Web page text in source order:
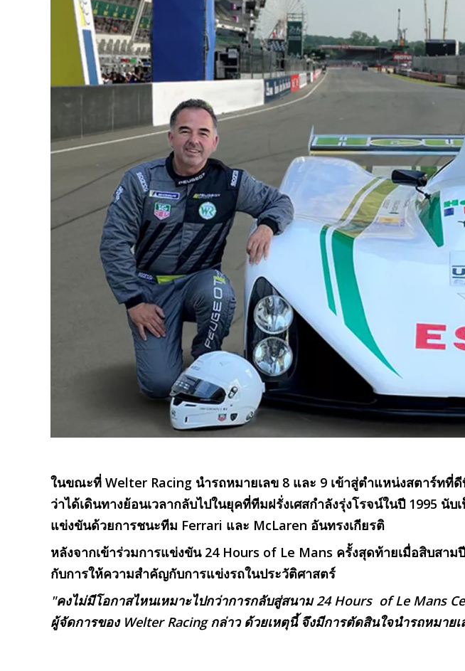
ในขณะที่ Welter Racing นำรถหมายเลข 8 และ 9 เข้าสู่ตำแหน่งสตาร์ทที่
ว่าได้เดินทางย้อนเวลากลับไปในยุคที่ทีมฝรั่งเศสกำลังรุ่งโรจน์ในปี 1995
แข่งขันด้วยการชนะทีม Ferrari และ McLaren อันทรงเกียรติ
หลังจากเข้าร่วมการแข่งขัน 24 Hours of Le Mans ครั้งสุดท้ายเมื่อสิบส
กับการให้ความสำคัญกับการแข่งรถในประวัติศาสตร์
"คงไม่มีโอกาสไหนเหมาะไปกว่าการกลับสู่สนาม 24 Hours of Le Mans
ผู้จัดการของ Welter Racing กล่าว ด้วยเหตุนี้ จึงมีการตัดสินใจนำรถหมา